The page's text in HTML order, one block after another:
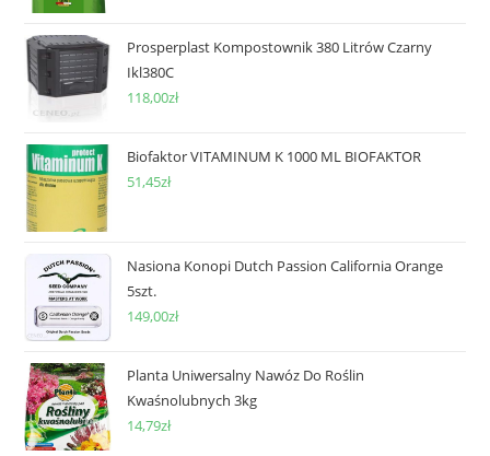
Prosperplast Kompostownik 380 Litrów Czarny
Ikl380C
118,00zł
Biofaktor VITAMINUM K 1000 ML BIOFAKTOR
51,45zł
Nasiona Konopi Dutch Passion California Orange
5szt.
149,00zł
Planta Uniwersalny Nawóz Do Roślin
Kwaśnolubnych 3kg
14,79zł